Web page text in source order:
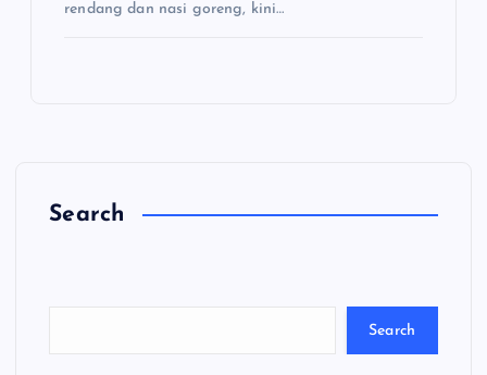
rendang dan nasi goreng, kini…
Search
Search